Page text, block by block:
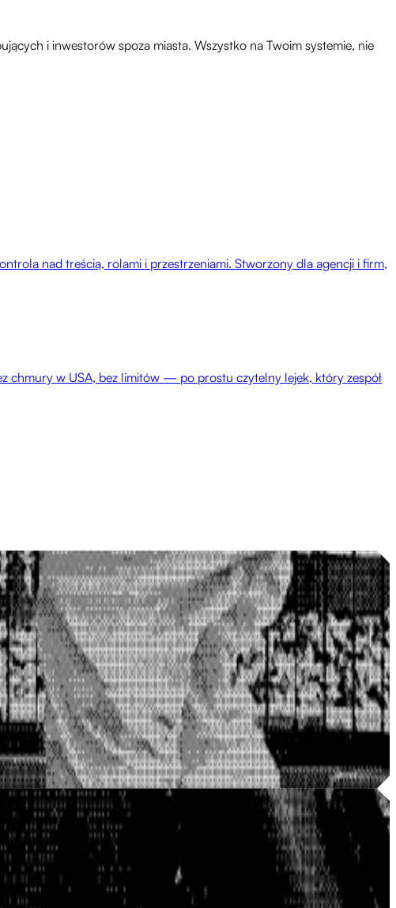
i inwestorów spoza miasta. Wszystko na Twoim systemie, nie
nad treścią, rolami i przestrzeniami. Stworzony dla agencji i firm,
chmury w USA, bez limitów — po prostu czytelny lejek, który zespół
operacyjnej dla swoich klientów, samej agencji brakowało
zapytaniami i brak możliwości znalezienia przez
stronę, własny CMS, proces zapytań i strategię SEO opartą na
śladu.